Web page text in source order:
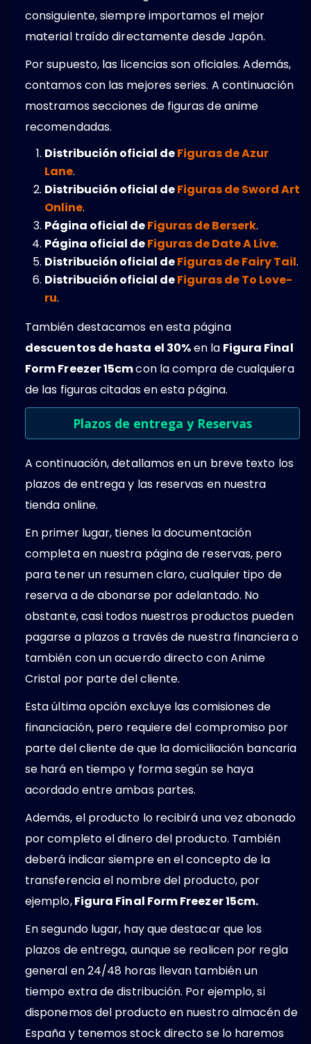
consiguiente, siempre importamos el mejor
material traído directamente desde Japón.
Por supuesto, las licencias son oficiales. Además,
contamos con las mejores series. A continuación
mostramos secciones de figuras de anime
recomendadas.
Distribución oficial deFiguras de Azur
Lane.
Distribución oficial deFiguras de Sword Art
Online.
Página oficial deFiguras de Berserk.
Página oficial deFiguras de Date A Live.
Distribución oficial deFiguras de Fairy Tail.
Distribución oficial deFiguras de To Love-
ru.
También destacamos en esta página
descuentos de hasta el 30%en la Figura Final
Form Freezer 15cmcon la compra de cualquiera
de las figuras citadas en esta página.
Plazos de entrega y Reservas
A continuación, detallamos en un breve texto los
plazos de entrega y las reservas en nuestra
tienda online.
En primer lugar, tienes la documentación
completa en nuestra página de reservas, pero
para tener un resumen claro, cualquier tipo de
reserva a de abonarse por adelantado. No
obstante, casi todos nuestros productos pueden
pagarse a plazos a través de nuestra financiera o
también con un acuerdo directo con Anime
Cristal por parte del cliente.
Esta última opción excluye las comisiones de
financiación, pero requiere del compromiso por
parte del cliente de que la domiciliación bancaria
se hará en tiempo y forma según se haya
acordado entre ambas partes.
Además, el producto lo recibirá una vez abonado
por completo el dinero del producto. También
deberá indicar siempre en el concepto de la
transferencia el nombre del producto, por
ejemplo,Figura Final Form Freezer 15cm.
En segundo lugar, hay que destacar que los
plazos de entrega, aunque se realicen por regla
general en 24/48 horas llevan también un
tiempo extra de distribución. Por ejemplo, si
disponemos del producto en nuestro almacén de
España y tenemos stock directo se lo haremos